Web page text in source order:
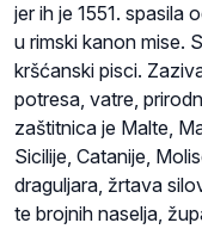
jer ih je 1551. spasila
u rimski kanon mise.
kršćanski pisci.
potresa, vatre,
zaštitnica je Malte,
Sicilije, Catanije,
draguljara, žrtava
te brojnih naselja,